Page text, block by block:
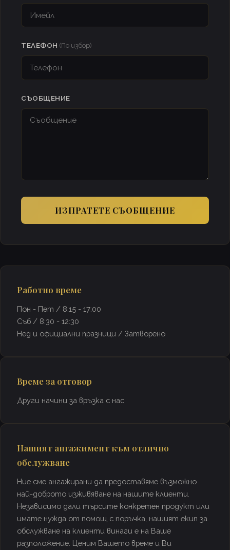
ТЕЛЕФОН(По избор)
СЪОБЩЕНИЕ
ИЗПРАТЕТЕ СЪОБЩЕНИЕ
Работно време
Пон - Пет / 8:15 - 17:00
Съб / 8:30 - 12:30
Нед и официални празници / Затворено
Време за отговор
Други начини за връзка с нас
Нашият ангажимент към отлично
обслужване
Ние сме ангажирани да предоставяме възможно
най-доброто изживяване на нашите клиенти.
Независимо дали търсите конкретен продукт или
имате нужда от помощ с поръчка, нашият екип за
обслужване на клиенти винаги е на Ваше
разположение. Ценим Вашето време и Ви